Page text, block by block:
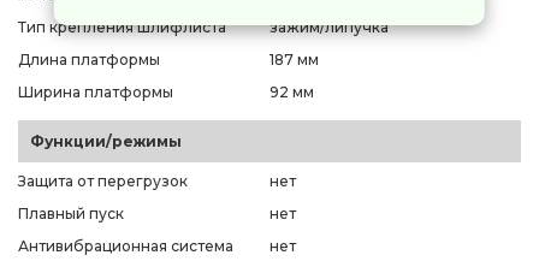
Тип крепления шлифлиста
зажим/липучка
Длина платформы
187 мм
Ширина платформы
92 мм
Функции/режимы
Защита от перегрузок
нет
Плавный пуск
нет
Антивибрационная система
нет